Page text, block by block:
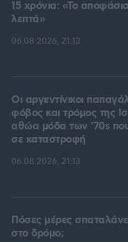
15 χρόνια: «Το
λεπτά»
06.08.2026, 21:13
Οι αργεντίνικοι
φόβος και τρόμος της
αθώα μόδα των '70s
σε καταστροφή
06.08.2026, 21:13
Πόσες μέρες
στο δρόμο;